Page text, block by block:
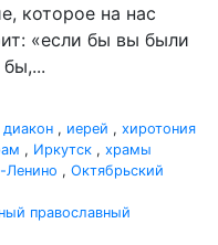
которое на нас
«если бы вы были
диакон , иерей , хиротония
, Иркутск , храмы
Ленино , Октябрьский
православный